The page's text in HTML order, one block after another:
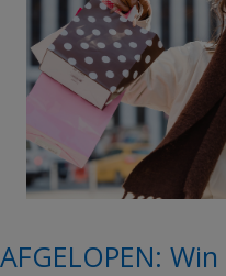
AFGELOPEN: